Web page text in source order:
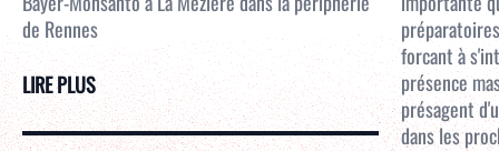
de Rennes
LIRE PLUS
forcant à
présence
présagent
dans les